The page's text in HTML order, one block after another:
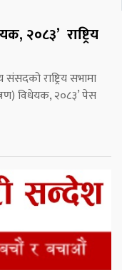
२०८३’ राष्ट्रिय
राष्ट्रिय सभामा
विधेयक, २०८३’ पेस